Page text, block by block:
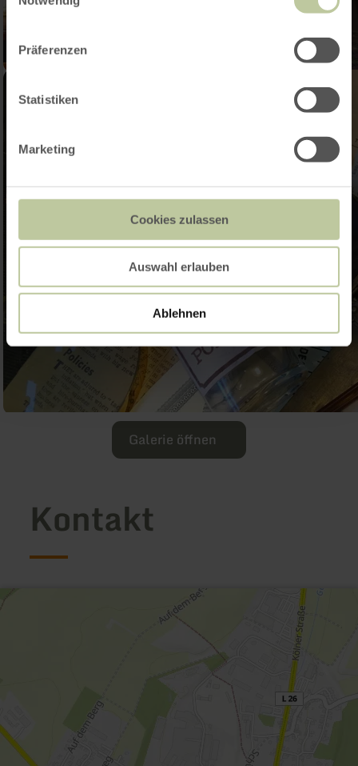
Präferenzen
Statistiken
Marketing
Cookies zulassen
Auswahl erlauben
Ablehnen
Galerie öffnen
Kontakt